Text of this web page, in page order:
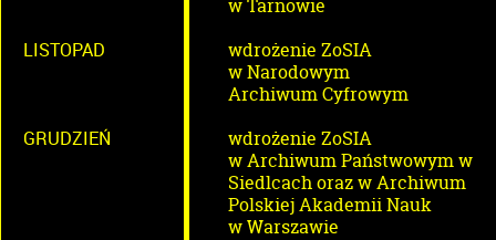
w Tarnowie
LISTOPAD
wdrożenie ZoSIA
w Narodowym
Archiwum Cyfrowym
GRUDZIEŃ
wdrożenie ZoSIA
w Archiwum Państwowym w
Siedlcach oraz w Archiwum
Polskiej Akademii Nauk
w Warszawie